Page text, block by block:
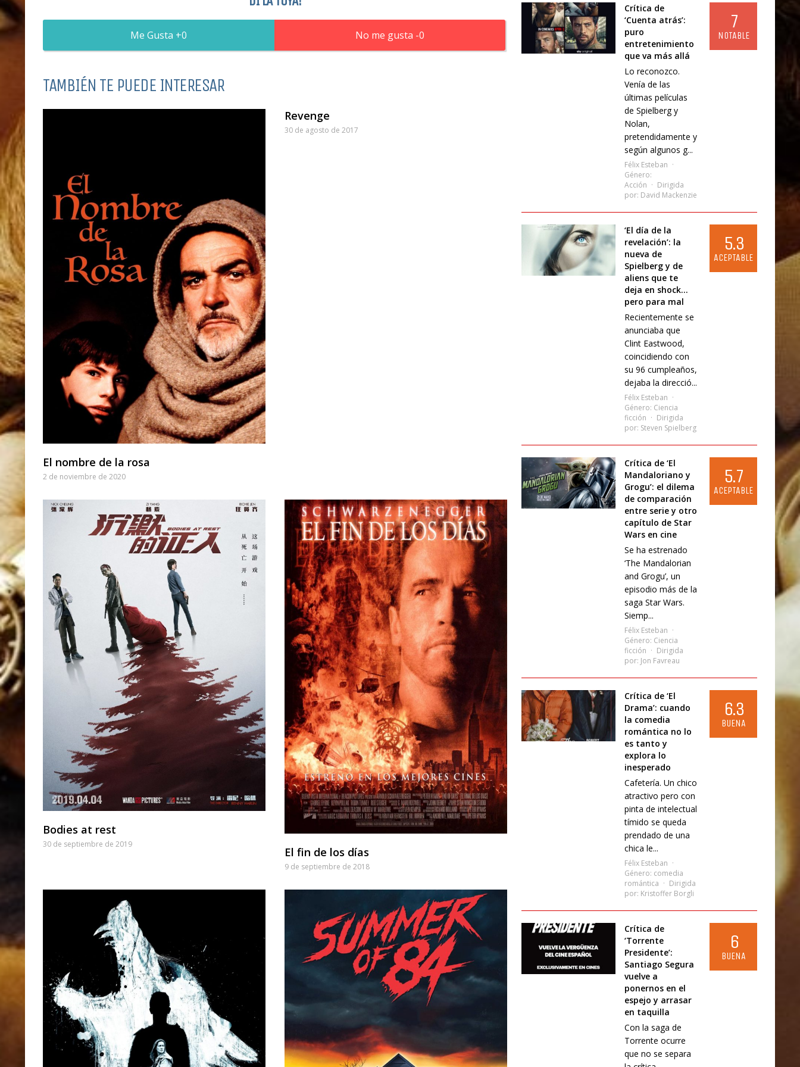
0 0
TAMBIÉN TE PUEDE INTERESAR
El nombre de la rosa
2 de noviembre de 2020
Revenge
30 de agosto de 2017
Bodies at rest
30 de septiembre de 2019
El fin de los días
9 de septiembre de 2018
Crítica de
‘Cuenta atrás’:
puro
entretenimiento
que va más allá
Lo reconozco.
Venía de las
últimas películas
de Spielberg y
Nolan,
pretendidamente y
según algunos g...
Félix Esteban
Género:
Acción
Dirigida
por: David Mackenzie
7
NOTABLE
‘El día de la
revelación’: la
nueva de
Spielberg y de
aliens que te
deja en shock…
pero para mal
Recientemente se
anunciaba que
Clint Eastwood,
coincidiendo con
su 96 cumpleaños,
dejaba la direcció...
Félix Esteban
Género: Ciencia
ficción
Dirigida
por: Steven Spielberg
5.3
ACEPTABLE
Crítica de ‘El
Mandaloriano y
Grogu’: el dilema
de comparación
entre serie y otro
capítulo de Star
Wars en cine
Se ha estrenado
‘The Mandalorian
and Grogu’, un
episodio más de la
saga Star Wars.
Siemp...
Félix Esteban
Género: Ciencia
ficción
Dirigida
por: Jon Favreau
5.7
ACEPTABLE
Crítica de ‘El
Drama’: cuando
la comedia
romántica no lo
es tanto y
explora lo
inesperado
Cafetería. Un chico
atractivo pero con
pinta de intelectual
tímido se queda
prendado de una
chica le...
Félix Esteban
Género: comedia
romántica
Dirigida
por: Kristoffer Borgli
6.3
BUENA
Crítica de
‘Torrente
Presidente’:
Santiago Segura
vuelve a
ponernos en el
espejo y arrasar
en taquilla
Con la saga de
Torrente ocurre
que no se separa
6
BUENA